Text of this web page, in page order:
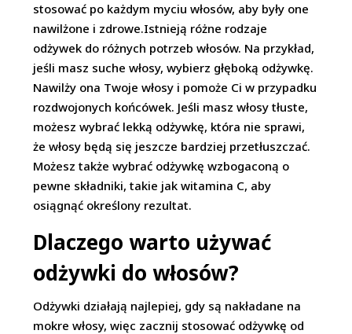
stosować po każdym myciu włosów, aby były one
nawilżone i zdrowe.Istnieją różne rodzaje
odżywek do różnych potrzeb włosów. Na przykład,
jeśli masz suche włosy, wybierz głęboką odżywkę.
Nawilży ona Twoje włosy i pomoże Ci w przypadku
rozdwojonych końcówek. Jeśli masz włosy tłuste,
możesz wybrać lekką odżywkę, która nie sprawi,
że włosy będą się jeszcze bardziej przetłuszczać.
Możesz także wybrać odżywkę wzbogaconą o
pewne składniki, takie jak witamina C, aby
osiągnąć określony rezultat.
Dlaczego warto używać
odżywki do włosów?
Odżywki działają najlepiej, gdy są nakładane na
mokre włosy, więc zacznij stosować odżywkę od